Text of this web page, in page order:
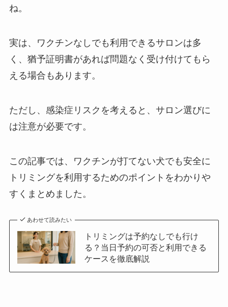
ね。
実は、ワクチンなしでも利用できるサロンは多
く、猶予証明書があれば問題なく受け付けてもら
える場合もあります。
ただし、感染症リスクを考えると、サロン選びに
は注意が必要です。
この記事では、ワクチンが打てない犬でも安全に
トリミングを利用するためのポイントをわかりや
すくまとめました。
あわせて読みたい
トリミングは予約なしでも行け
る？当日予約の可否と利用できる
ケースを徹底解説